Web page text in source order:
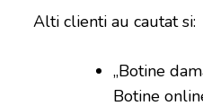
Alti clienti au cautat si:
„Botine
Botine